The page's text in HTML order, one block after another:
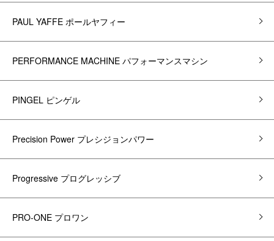
PAUL YAFFE ポールヤフィー
PERFORMANCE MACHINE パフォーマンスマシン
PINGEL ピンゲル
Precision Power プレシジョンパワー
Progressive プログレッシブ
PRO-ONE プロワン